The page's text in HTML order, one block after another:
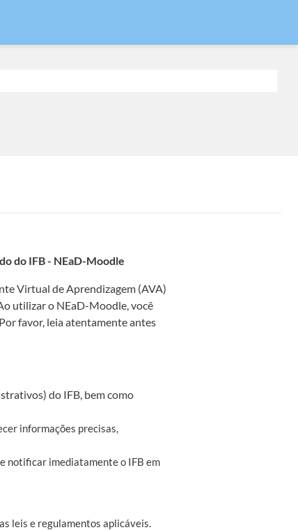
do IFB - NEaD-Moodle
Virtual de Aprendizagem (AVA)
utilizar o NEaD-Moodle, você
favor, leia atentamente antes
do IFB, bem como
informações precisas,
notificar imediatamente o IFB em
leis e regulamentos aplicáveis.